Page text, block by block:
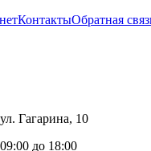
КонтактыОбратная
Гагарина, 10
до 18:00